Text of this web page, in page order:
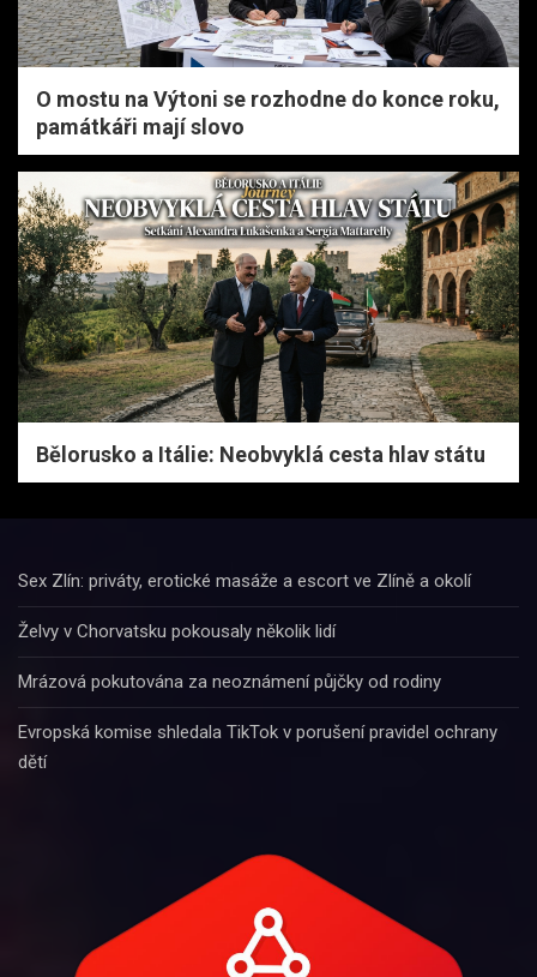
O mostu na Výtoni se rozhodne do konce roku,
památkáři mají slovo
Bělorusko a Itálie: Neobvyklá cesta hlav státu
Sex Zlín: priváty, erotické masáže a escort ve Zlíně a okolí
Želvy v Chorvatsku pokousaly několik lidí
Mrázová pokutována za neoznámení půjčky od rodiny
Evropská komise shledala TikTok v porušení pravidel ochrany
dětí